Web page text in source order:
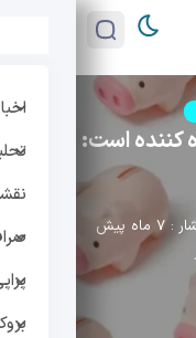
کننده است: هزینه
پیش